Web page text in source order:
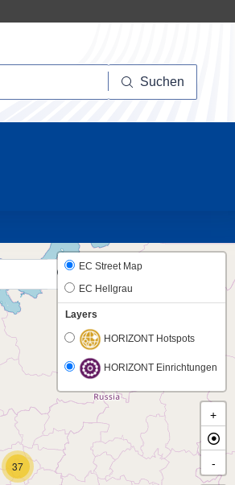
Suchen
37
EC Street Map
EC Hellgrau
Layers
HORIZONT Hotspots
HORIZONT Einrichtungen
+
-